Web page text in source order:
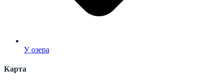
У озера
Карта